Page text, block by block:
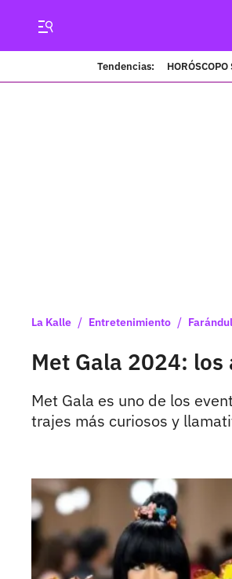
Tendencias:
La Kalle / Entretenimiento /
Met Gala 2024:
Met Gala es uno de los
trajes más curiosos y